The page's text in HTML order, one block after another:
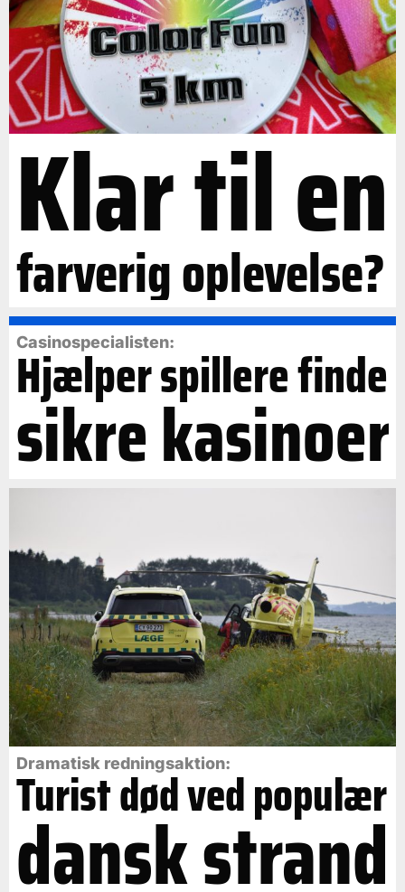
Klar til en
farverig oplevelse?
Casinospecialisten:
Hjælper spillere finde
sikre kasinoer
Dramatisk redningsaktion:
Turist død ved populær
dansk strand